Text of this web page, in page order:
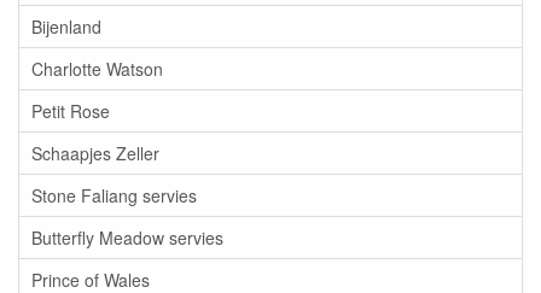
Bijenland
Charlotte Watson
Petit Rose
Schaapjes Zeller
Stone Faliang servies
Butterfly Meadow servies
Prince of Wales